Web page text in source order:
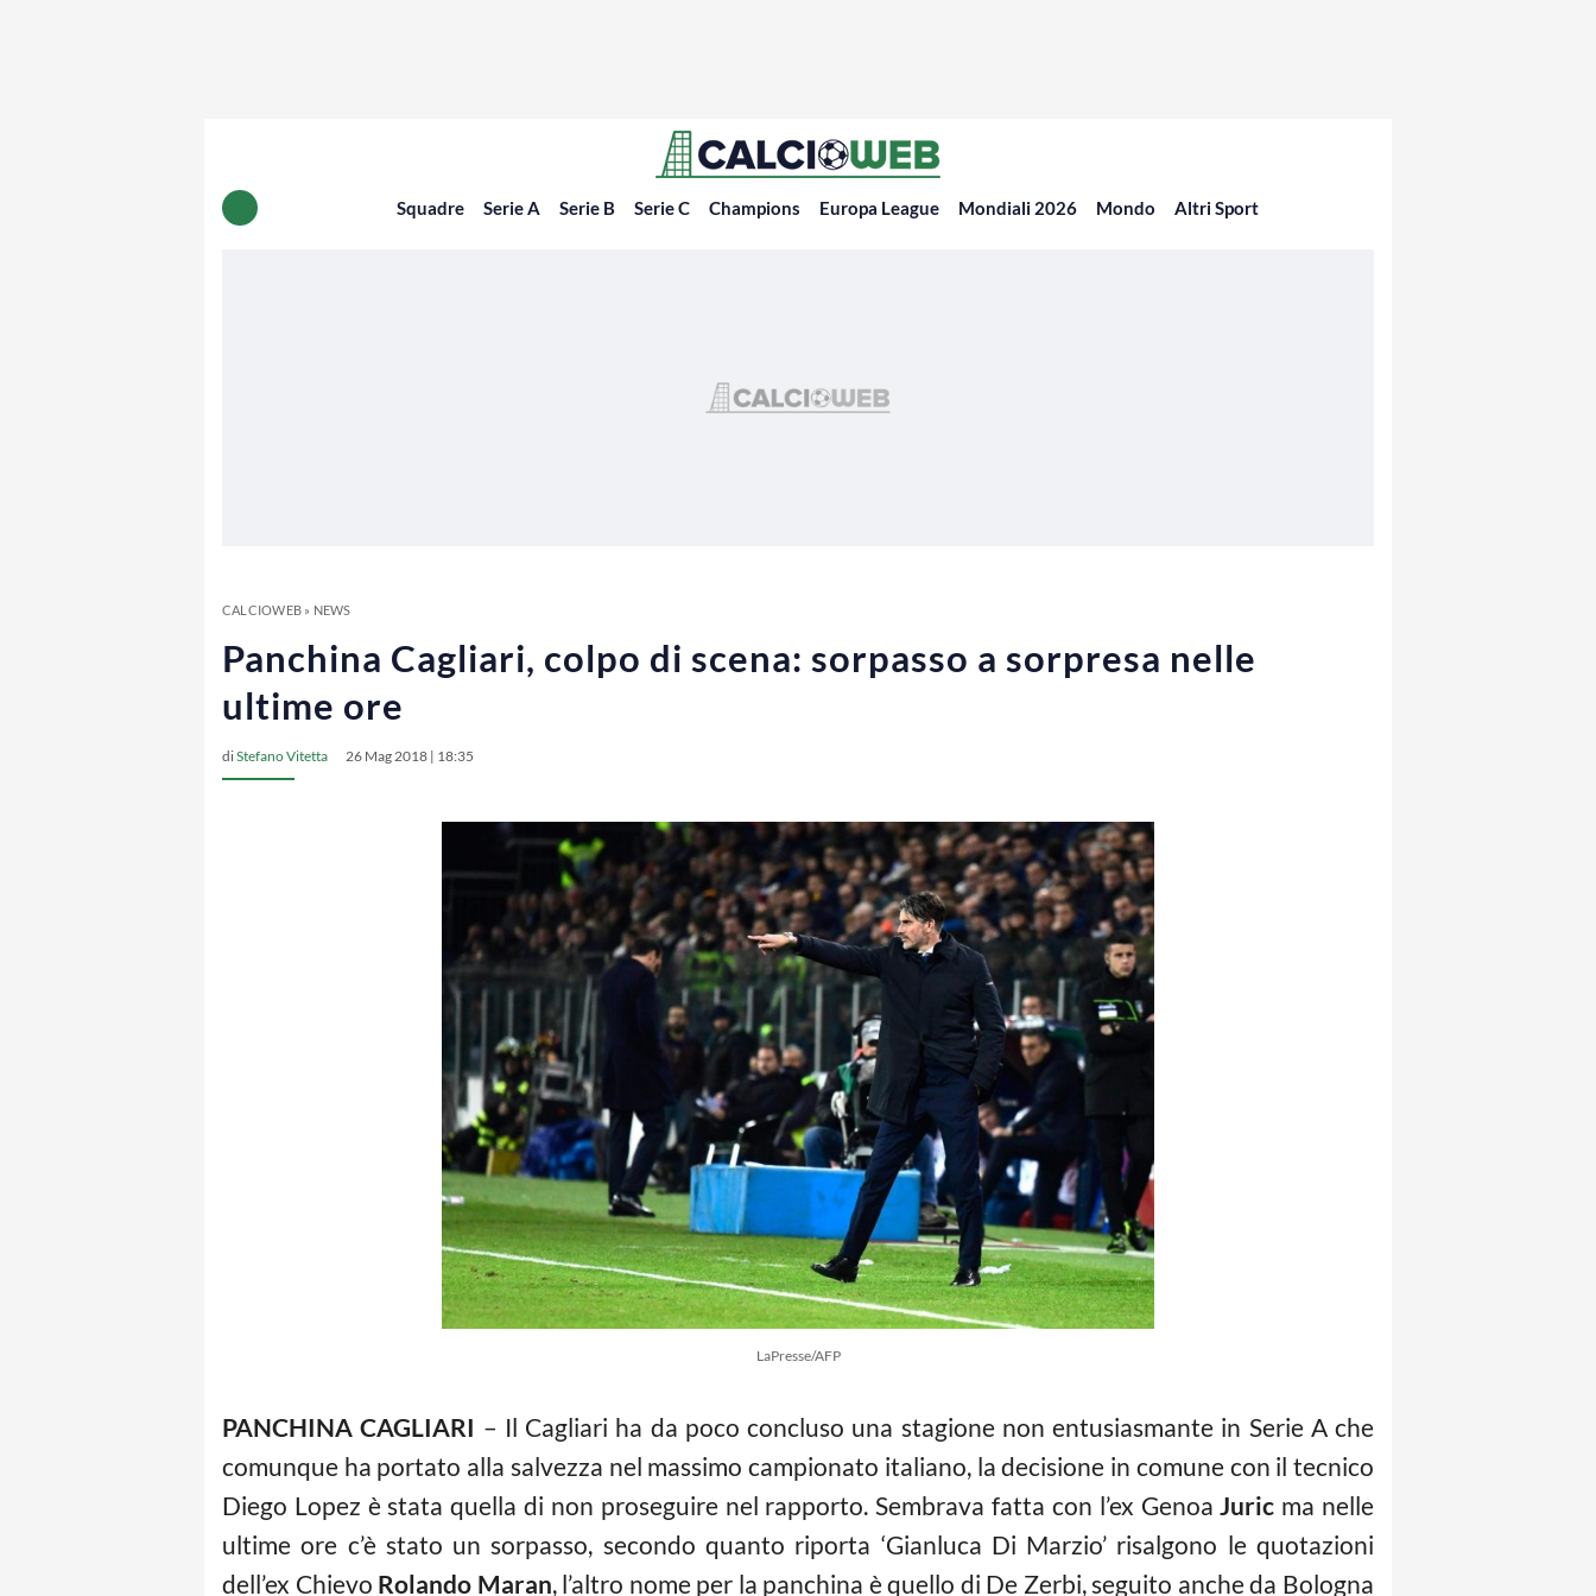
Squadre Serie A Serie B Serie C Champions Europa League Mondiali 2026 Mondo Altri Sport
CALCIOWEB» NEWS
Panchina Cagliari, colpo di scena: sorpasso a sorpresa nelle
ultime ore
diStefano Vitetta 26 Mag 2018 | 18:35
LaPresse/AFP
PANCHINA CAGLIARI – Il Cagliari ha da poco concluso una stagione non entusiasmante in Serie A che
comunque ha portato alla salvezza nel massimo campionato italiano, la decisione in comune con il tecnico
Diego Lopez è stata quella di non proseguire nel rapporto. Sembrava fatta con l’ex GenoaJuric ma nelle
ultime ore c’è stato un sorpasso, secondo quanto riporta ‘Gianluca Di Marzio’ risalgono le quotazioni
dell’ex Chievo Rolando Maran, l’altro nome per la panchina è quello di De Zerbi, seguito anche da Bologna